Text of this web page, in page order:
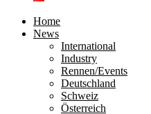
Home
News
International
Industry
Rennen/Events
Deutschland
Schweiz
Österreich